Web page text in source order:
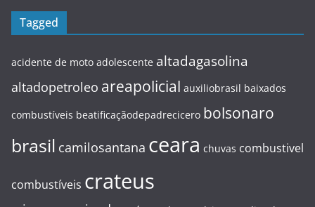
Tagged
acidente de moto adolescente altadagasolina
altadopetroleo areapolicial auxiliobrasil baixados
combustíveis beatificaçãodepadrecicero bolsonaro
brasil camilosantana ceara chuvas combustivel
combustíveis crateus